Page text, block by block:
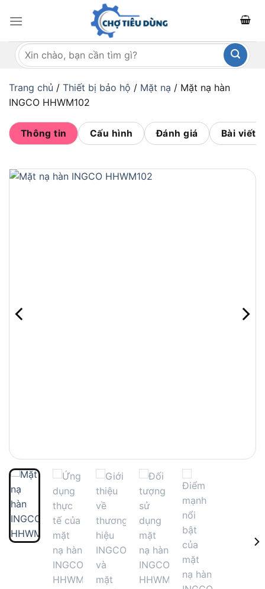
qua
dungTìm
kiếm:
Trang chủ / Thiết bị bảo hộ / Mặt nạ / Mặt nạ hàn
INGCO HHWM102
Thông tin Cấu hình Đánh giá Bài viết